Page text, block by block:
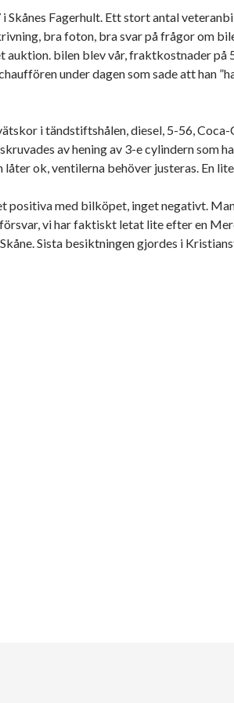
Fagerhult. Ett stort antal
bra foton, bra svar på frågor om
auktion. bilen blev vår, fraktkostnader
under dagen som sade att han
i tändstiftshålen, diesel, 5-56, Coca-
av hening av 3-e cylindern
ok, ventilerna behöver justeras. En
positiva med bilköpet, inget negativt.
vi har faktiskt letat lite efter en
Sista besiktningen gjordes i